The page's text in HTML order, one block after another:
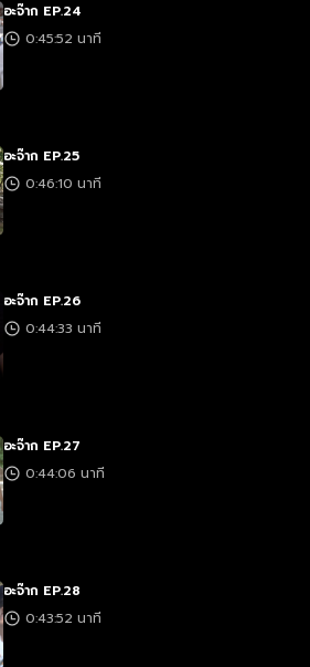
อะจ๊าก EP.24
0:45:52 นาที
อะจ๊าก EP.25
0:46:10 นาที
อะจ๊าก EP.26
0:44:33 นาที
อะจ๊าก EP.27
0:44:06 นาที
อะจ๊าก EP.28
0:43:52 นาที